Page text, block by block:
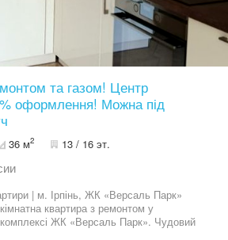
та газом! Центр
оформлення! Можна під
36 м2 13 / 16 эт.
| м. Ірпінь, ЖК «Версаль Парк»
квартира з ремонтом у
ЖК «Версаль Парк». Чудовий